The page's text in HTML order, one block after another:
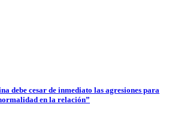
debe cesar de inmediato las agresiones para
en la relación”